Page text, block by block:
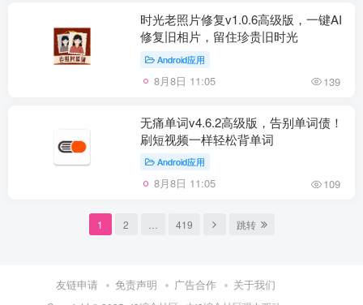
时光老照片修复v1.0.6高级版，一键AI
修复旧相片，留住珍贵旧时光
Android应用
8月8日 11:05 139
无痛单词v4.6.2高级版，告别单词债！
刷短视频一样轻松背单词
Android应用
8月8日 11:05 109
1 2 419 跳转
友链申请 免责声明 广告合作 关于我们